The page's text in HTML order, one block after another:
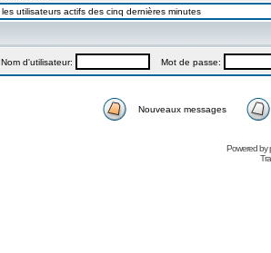
utilisateurs actifs des cinq dernières minutes
Nom d'utilisateur: Mot de passe:
Nouveaux messages
Powered by